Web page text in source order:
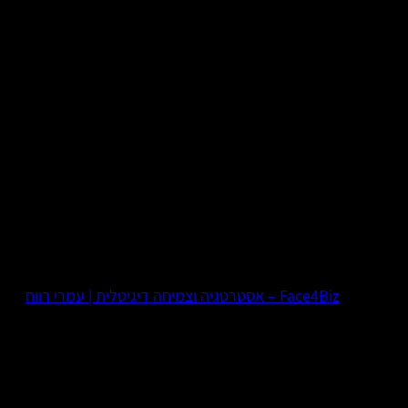
Face4Biz – אסטרטגיה וצמיחה דיגיטלית | עמרי רווח